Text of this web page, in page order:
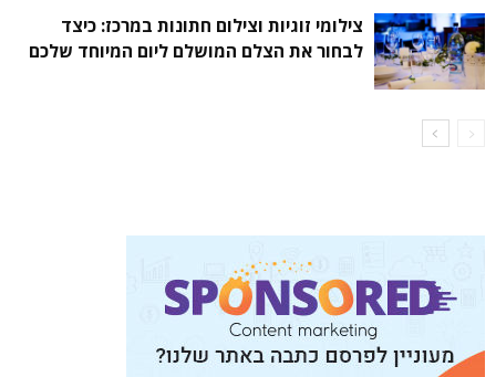
צילומי זוגיות וצילום חתונות במרכז: כיצד
לבחור את הצלם המושלם ליום המיוחד שלכם